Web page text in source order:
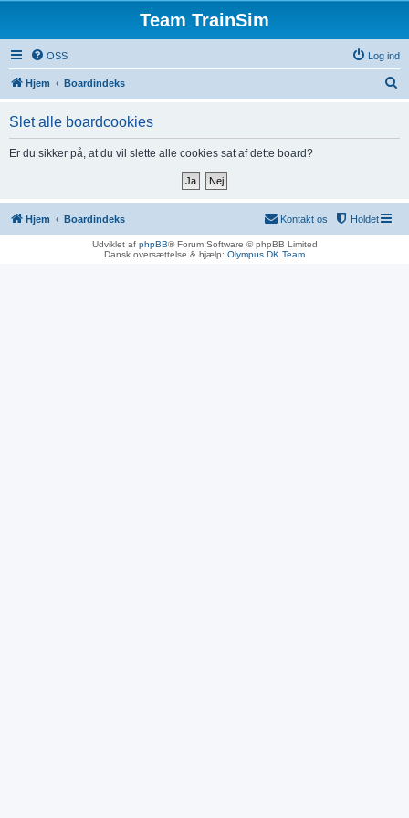
Team TrainSim
OSS Log ind
Hjem Boardindeks
Slet alle boardcookies
Er du sikker på, at du vil slette alle cookies sat af dette board?
Hjem Boardindeks Holdet
Kontakt os
Udviklet af phpBB® Forum Software © phpBB Limited
Dansk oversættelse & hjælp: Olympus DK Team